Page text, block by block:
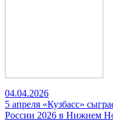
04.04.2026
5 апреля «Кузбасс»
России 2026 в Нижнем